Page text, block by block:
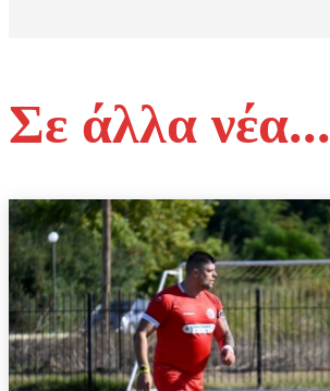
Σε άλλα νέα...